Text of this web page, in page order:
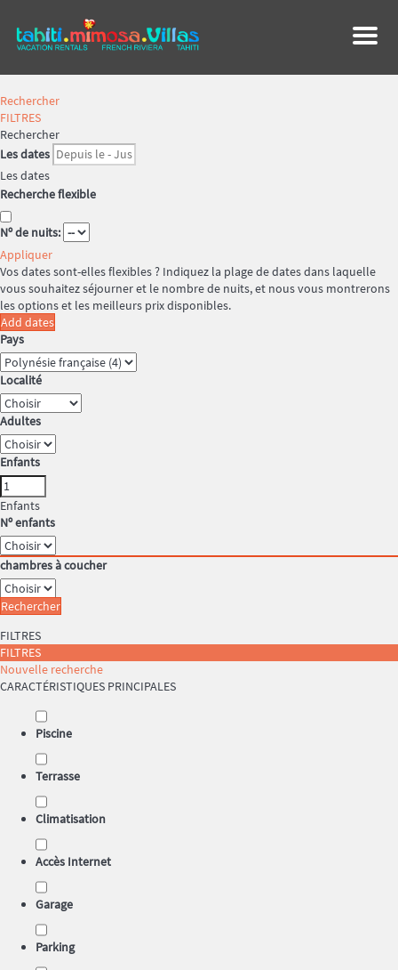
Menu
Rechercher
FILTRES
Rechercher
Les dates
Les dates
Recherche flexible
Nº de nuits:
Appliquer
Vos dates sont-elles flexibles ? Indiquez la plage de dates dans laquelle
vous souhaitez séjourner et le nombre de nuits, et nous vous montrerons
les options et les meilleurs prix disponibles.
Add dates
Pays
Localité
Adultes
Enfants
Enfants
Nº enfants
chambres à coucher
Rechercher
FILTRES
FILTRES
Nouvelle recherche
CARACTÉRISTIQUES PRINCIPALES
Piscine
Terrasse
Climatisation
Accès Internet
Garage
Parking